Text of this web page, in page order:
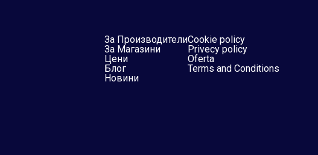
За Производители
За Магазини
Цени
Блог
Новини
Cookie policy
Privecy policy
Oferta
Terms and Conditions